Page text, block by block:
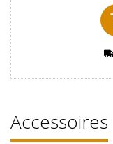
Accessoires